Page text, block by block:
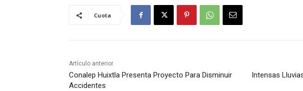
Cuota
Artículo anterior
Conalep Huixtla Presenta Proyecto Para Disminuir
Accidentes
Intensas